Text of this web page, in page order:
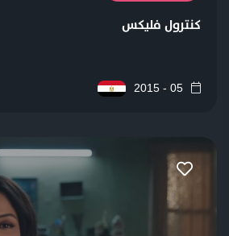
كنترول فليكس
05 - 2015